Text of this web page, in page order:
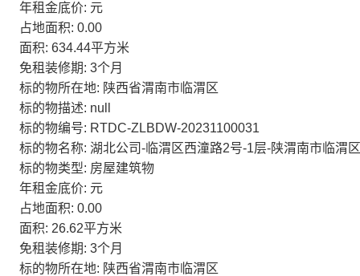
年租金底价: 元
占地面积: 0.00
面积: 634.44平方米
免租装修期: 3个月
标的物所在地: 陕西省渭南市临渭区
标的物描述: null
标的物编号: RTDC-ZLBDW-20231100031
标的物名称: 湖北公司-临渭区西潼路2号-1层-陕渭南市临渭
标的物类型: 房屋建筑物
年租金底价: 元
占地面积: 0.00
面积: 26.62平方米
免租装修期: 3个月
标的物所在地: 陕西省渭南市临渭区